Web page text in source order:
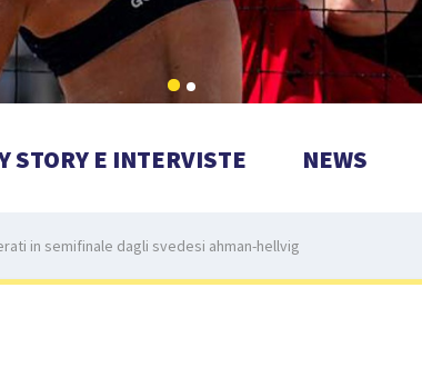
STORY E INTERVISTE NEWS
in semifinale dagli svedesi ahman-hellvig